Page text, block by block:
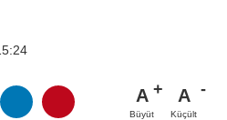
A
Büyüt
A
Küçült